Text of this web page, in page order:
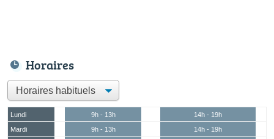
Horaires
Lundi 9h - 13h
14h - 19h
Mardi
9h - 13h
14h - 19h